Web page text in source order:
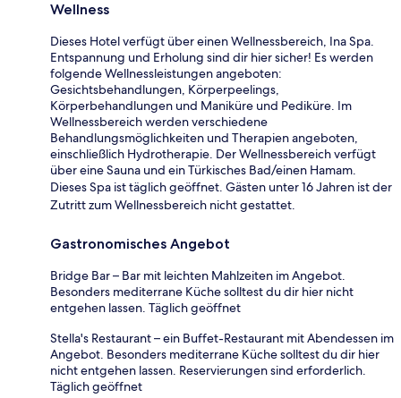
Wellness
Dieses Hotel verfügt über einen Wellnessbereich, Ina Spa.
Entspannung und Erholung sind dir hier sicher! Es werden
folgende Wellnessleistungen angeboten:
Gesichtsbehandlungen, Körperpeelings,
Körperbehandlungen und Maniküre und Pediküre. Im
Wellnessbereich werden verschiedene
Behandlungsmöglichkeiten und Therapien angeboten,
einschließlich Hydrotherapie. Der Wellnessbereich verfügt
über eine Sauna und ein Türkisches Bad/einen Hamam.
Dieses Spa ist täglich geöffnet. Gästen unter 16 Jahren ist der
Zutritt zum Wellnessbereich nicht gestattet.
Gastronomisches Angebot
Bridge Bar – Bar mit leichten Mahlzeiten im Angebot.
Besonders mediterrane Küche solltest du dir hier nicht
entgehen lassen. Täglich geöffnet
Stella's Restaurant – ein Buffet-Restaurant mit Abendessen im
Angebot. Besonders mediterrane Küche solltest du dir hier
nicht entgehen lassen. Reservierungen sind erforderlich.
Täglich geöffnet